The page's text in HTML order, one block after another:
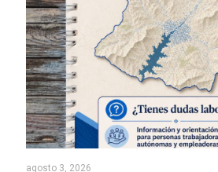
agosto 3, 2026